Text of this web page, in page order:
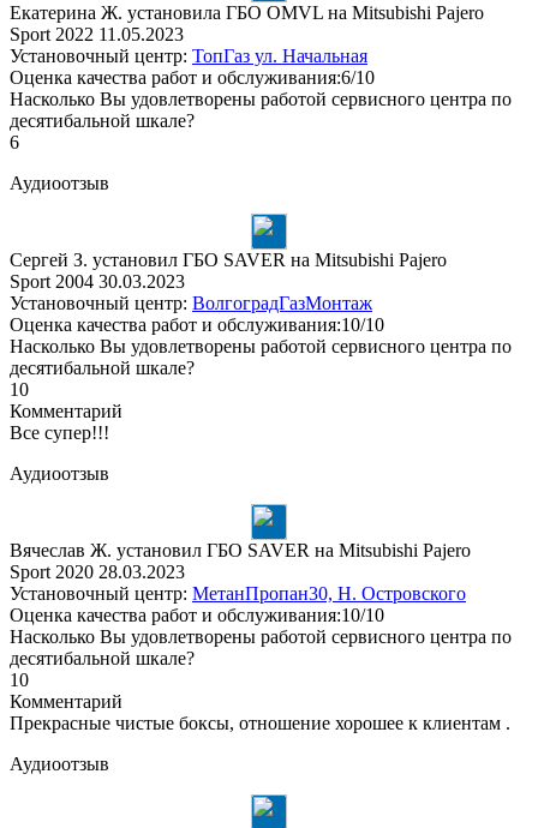
Екатерина Ж. установила ГБО OMVL на Mitsubishi Pajero
Sport 2022 11.05.2023
Установочный центр: ТопГаз ул. Начальная
Оценка качества работ и обслуживания:6/10
Насколько Вы удовлетворены работой сервисного центра по
десятибальной шкале?
6
Аудиоотзыв
Сергей З. установил ГБО SAVER на Mitsubishi Pajero
Sport 2004 30.03.2023
Установочный центр: ВолгоградГазМонтаж
Оценка качества работ и обслуживания:10/10
Насколько Вы удовлетворены работой сервисного центра по
десятибальной шкале?
10
Комментарий
Все супер!!!
Аудиоотзыв
Вячеслав Ж. установил ГБО SAVER на Mitsubishi Pajero
Sport 2020 28.03.2023
Установочный центр: МетанПропан30, Н. Островского
Оценка качества работ и обслуживания:10/10
Насколько Вы удовлетворены работой сервисного центра по
десятибальной шкале?
10
Комментарий
Прекрасные чистые боксы, отношение хорошее к клиентам .
Аудиоотзыв